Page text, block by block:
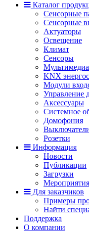
Каталог
Сенсорные
Сенсорные
Актуаторы
Освещение
Климат
Сенсоры
Мультимедиа
KNX
Модули
Управление
Аксессуары
Системное
Домофония
Розетки
Информация
Новости
Публикации
Загрузки
Мероприятия
Для заказчиков
Примеры
Найти
Поддержка
О компании